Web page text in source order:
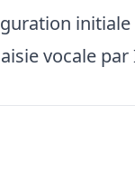
initiale
vocale par